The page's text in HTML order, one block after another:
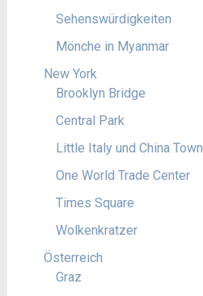
Sehenswürdigkeiten
Mönche in Myanmar
New York
Brooklyn Bridge
Central Park
Little Italy und China Town
One World Trade Center
Times Square
Wolkenkratzer
Österreich
Graz